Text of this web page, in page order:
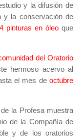
y la difusión de
y la conservación de
pinturas en óleoque
del Oratorio
hermoso acervo al
el mes de octubre
la Profesa muestra
de la Compañía de
y de los oratorios